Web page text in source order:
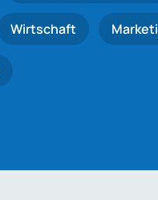
Wirtschaft